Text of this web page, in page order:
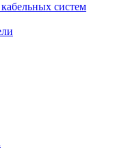
систем